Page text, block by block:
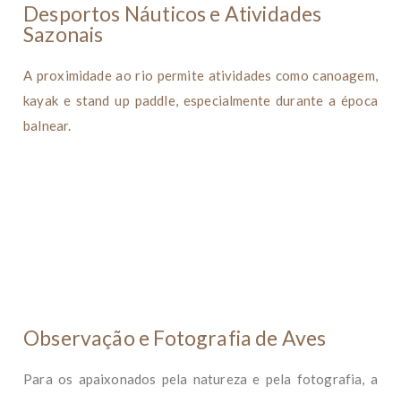
Desportos Náuticos e Atividades
Sazonais
A proximidade ao rio permite atividades como canoagem,
kayak e stand up paddle, especialmente durante a época
balnear.
Observação e Fotografia de Aves
Para os apaixonados pela natureza e pela fotografia, a